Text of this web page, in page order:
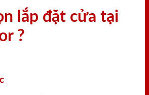
lắp đặt cửa tại
?